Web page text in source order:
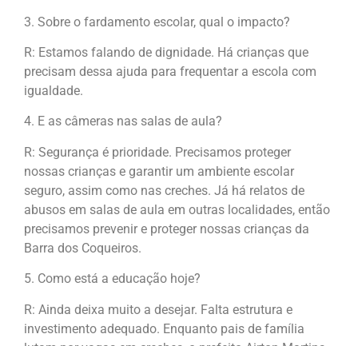
3. Sobre o fardamento escolar, qual o impacto?
R: Estamos falando de dignidade. Há crianças que
precisam dessa ajuda para frequentar a escola com
igualdade.
4. E as câmeras nas salas de aula?
R: Segurança é prioridade. Precisamos proteger
nossas crianças e garantir um ambiente escolar
seguro, assim como nas creches. Já há relatos de
abusos em salas de aula em outras localidades, então
precisamos prevenir e proteger nossas crianças da
Barra dos Coqueiros.
5. Como está a educação hoje?
R: Ainda deixa muito a desejar. Falta estrutura e
investimento adequado. Enquanto pais de família